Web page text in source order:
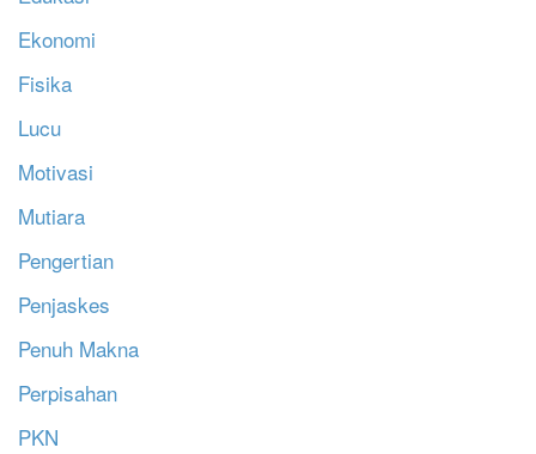
Ekonomi
Fisika
Lucu
Motivasi
Mutiara
Pengertian
Penjaskes
Penuh Makna
Perpisahan
PKN